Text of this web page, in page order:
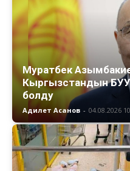
Муратбек
Кыргызстандын
болду
Адилет Асанов - 04.08.2026